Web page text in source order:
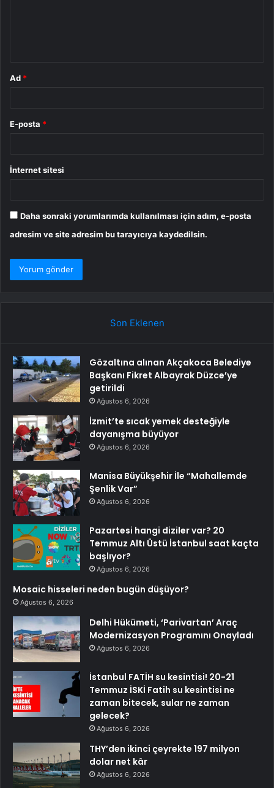
Ad *
E-posta *
İnternet sitesi
Daha sonraki yorumlarımda kullanılması için adım, e-posta
adresim ve site adresim bu tarayıcıya kaydedilsin.
Son Eklenen
Gözaltına alınan Akçakoca Belediye
Başkanı Fikret Albayrak Düzce’ye
getirildi
Ağustos 6, 2026
İzmit’te sıcak yemek desteğiyle
dayanışma büyüyor
Ağustos 6, 2026
Manisa Büyükşehir İle “Mahallemde
Şenlik Var”
Ağustos 6, 2026
Pazartesi hangi diziler var? 20
Temmuz Altı Üstü İstanbul saat kaçta
başlıyor?
Ağustos 6, 2026
Mosaic hisseleri neden bugün düşüyor?
Ağustos 6, 2026
Delhi Hükümeti, ‘Parivartan’ Araç
Modernizasyon Programını Onayladı
Ağustos 6, 2026
İstanbul FATİH su kesintisi! 20-21
Temmuz İSKİ Fatih su kesintisi ne
zaman bitecek, sular ne zaman
gelecek?
Ağustos 6, 2026
THY’den ikinci çeyrekte 197 milyon
dolar net kâr
Ağustos 6, 2026